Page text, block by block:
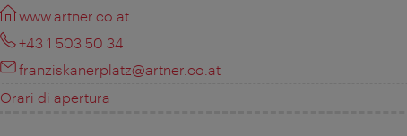
www.artner.co.at
+43 1 503 50 34
franziskanerplatz@artner.co.at
Orari di apertura